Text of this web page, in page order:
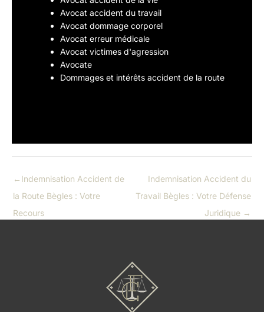
Avocat accident du travail
Avocat dommage corporel
Avocat erreur médicale
Avocat victimes d'agression
Avocate
Dommages et intérêts accident de la route
← Indemnisation Accident de
la Route Bègles : Votre
Recours
Indemnisation Accident du
Travail Bègles : Votre Défense
Juridique →